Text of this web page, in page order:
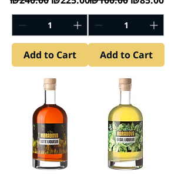
Add to Cart Add to Cart